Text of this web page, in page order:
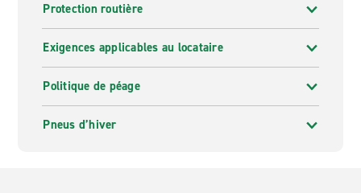
Protection routière
Exigences applicables au locataire
Politique de péage
Pneus d’hiver